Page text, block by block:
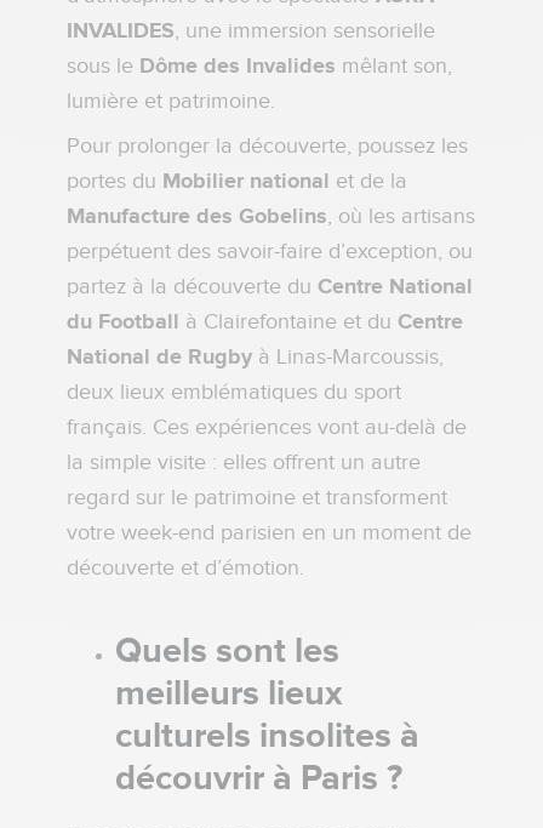
INVALIDES, une immersion sensorielle
sous le Dôme des Invalides mêlant son,
lumière et patrimoine.
Pour prolonger la découverte, poussez les
portes du Mobilier national et de la
Manufacture des Gobelins, où les artisans
perpétuent des savoir-faire d’exception, ou
partez à la découverte du Centre National
du Football à Clairefontaine et du Centre
National de Rugby à Linas-Marcoussis,
deux lieux emblématiques du sport
français. Ces expériences vont au-delà de
la simple visite : elles offrent un autre
regard sur le patrimoine et transforment
votre week-end parisien en un moment de
découverte et d’émotion.
Quels sont les
meilleurs lieux
culturels insolites à
découvrir à Paris ?